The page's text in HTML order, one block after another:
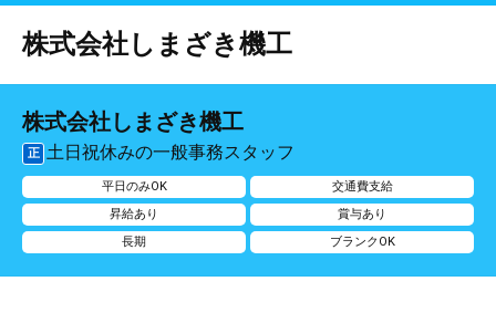
株式会社しまざき機工
株式会社しまざき機工
正 土日祝休みの一般事務スタッフ
平日のみOK
交通費支給
昇給あり
賞与あり
長期
ブランクOK